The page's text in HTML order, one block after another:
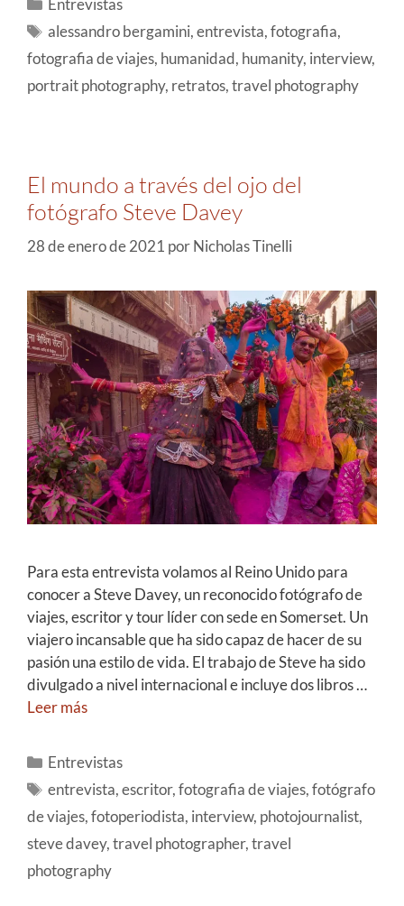
alessandro bergamini,entrevista,fotografia,
fotografia de viajes, humanidad, humanity, interview,
portrait photography, retratos,travel photography
El mundo a través del ojo del
fotógrafo Steve Davey
28 de enero de 2021 porNicholas Tinelli
Para esta entrevista volamos al Reino Unido para
conocer a Steve Davey, un reconocido fotógrafo de
viajes, escritor y tour líder con sede en Somerset. Un
viajero incansable que ha sido capaz de hacer de su
pasión una estilo de vida. El trabajo de Steve ha sido
divulgado a nivel internacional e incluye dos libros …
Leer más
Entrevistas
entrevista,escritor,fotografia de viajes,fotógrafo
de viajes,fotoperiodista, interview, photojournalist,
steve davey,travel photographer,travel
photography